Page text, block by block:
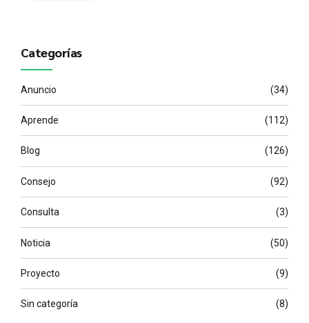
Categorías
Anuncio (34)
Aprende (112)
Blog (126)
Consejo (92)
Consulta (3)
Noticia (50)
Proyecto (9)
Sin categoría (8)